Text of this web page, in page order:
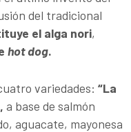
del tradicional
el alga nori,
hot dog.
variedades: “La
a base de salmón
aguacate, mayonesa